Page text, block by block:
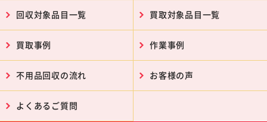
回収対象品目一覧 買取対象品目一覧
買取事例 作業事例
不用品回収の流れ お客様の声
よくあるご質問